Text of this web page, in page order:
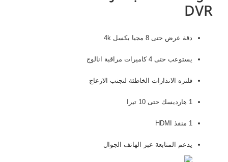
DVR
دقة عرض حتى 8 مجيا بكسل 4k
يستوعب حتى 4 كاميرات مراقبة انالوج
فلتره الانذارات الخاطئة لتجنب الازعاج
يدعم المتابعة عبر الهاتف الجوال